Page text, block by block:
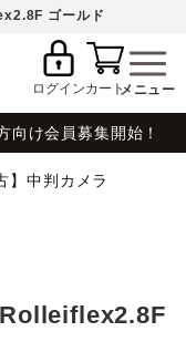
ゴールド
ログインカート
向け会員募集開始！
】中判カメラ